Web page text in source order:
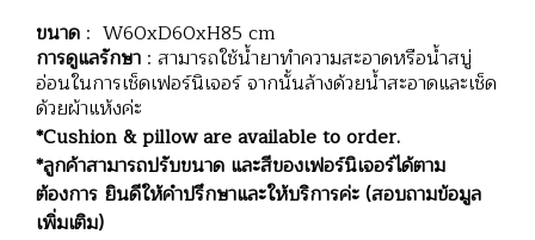
ขนาด : W60xD60xH85 cm
การดูแลรักษา : สามารถใช้น้ำยาทำความสะอาดหรือน้ำสบู่
อ่อนในการเช็ดเฟอร์นิเจอร์ จากนั้นล้างด้วยน้ำสะอาดและเช็ด
ด้วยผ้าแห้งค่ะ
*Cushion & pillow are available to order.
*ลูกค้าสามารถปรับขนาด และสีของเฟอร์นิเจอร์ได้ตาม
ต้องการ ยินดีให้คำปรึกษาและให้บริการค่ะ (สอบถามข้อมูล
เพิ่มเติม)